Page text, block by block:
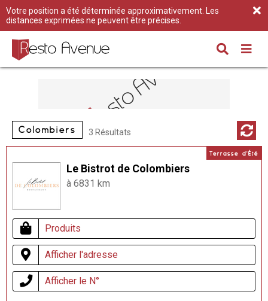
Votre position a été déterminée approximativement. Les
distances exprimées ne peuvent être précises.
Colombiers 3 Résultats
Terrasse d'Été
Le Bistrot de Colombiers
à 6831 km
Produits
Afficher l'adresse
Afficher le N°